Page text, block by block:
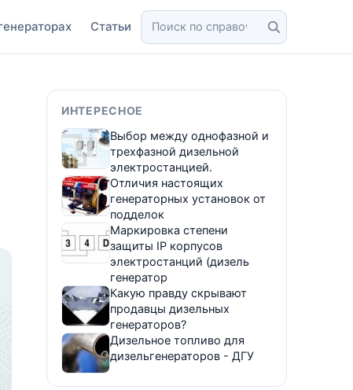
Статьи
ИНТЕРЕСНОЕ
Выбор между однофазной и
трехфазной дизельной
электростанцией.
Отличия настоящих
генераторных установок от
подделок
Маркировка степени
защиты IP корпусов
электростанций (дизель
генератор
Какую правду скрывают
продавцы дизельных
генераторов?
Дизельное топливо для
дизельгенераторов - ДГУ